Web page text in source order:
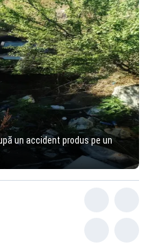
un accident produs pe un